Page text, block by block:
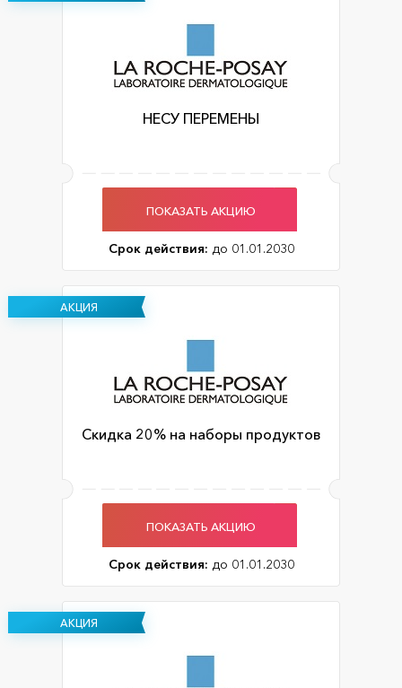
НЕСУ ПЕРЕМЕНЫ
ПОКАЗАТЬ АКЦИЮ
Срок действия: до 01.01.2030
АКЦИЯ
Скидка 20% на наборы продуктов
ПОКАЗАТЬ АКЦИЮ
Срок действия: до 01.01.2030
АКЦИЯ